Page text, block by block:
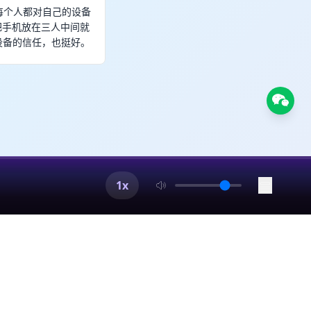
人都对自己的设备
机放在三人中间就
的信任，也挺好。
1x